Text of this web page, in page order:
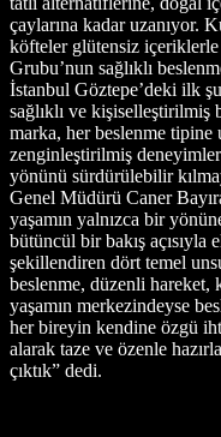
çaylarına kadar uzanıyor.
köfteler glütensiz içeriklerle
Grubu’nun sağlıklı
İstanbul Göztepe’deki ilk
sağlıklı ve kişiselleştirilmiş
marka, her beslenme
zenginleştirilmiş deneyimler
yönünü sürdürülebilir
Genel Müdürü Caner
yaşamın yalnızca bir
bütüncül bir bakış açısıyla
şekillendiren dört temel
beslenme, düzenli hareket,
yaşamın merkezindeyse
her bireyin kendine özgü
alarak taze ve özenle
çıktık” dedi.